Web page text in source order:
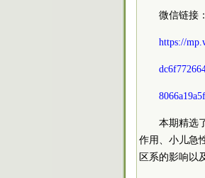
微信链接：
https://
本期精选
作用、小儿急
区系的影响以